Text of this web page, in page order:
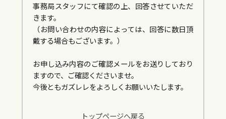
事務局スタッフにて確認の上、回答させていただ
きます。
（お問い合わせの内容によっては、回答に数日頂
戴する場合もございます。）
お申し込み内容のご確認メールをお送りしており
ますので、ご確認くださいませ。
今後ともガズレレをよろしくお願いいたします。
トップページへ戻る